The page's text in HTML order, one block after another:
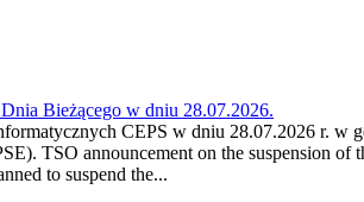
Bieżącego w dniu 28.07.2026.
CEPS w dniu 28.07.2026 r. w
TSO announcement on the suspension
to suspend the...